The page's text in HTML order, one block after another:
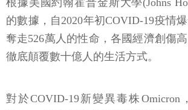
根據美國約翰霍普金斯大學(Johns
的數據，自2020年初COVID-19疫情
奪走526萬人的性命，各國經濟創傷
徹底顛覆數十億人的生活方式。
對於COVID-19新變異毒株Omicron